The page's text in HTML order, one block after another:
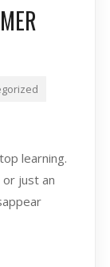
learning.
just an